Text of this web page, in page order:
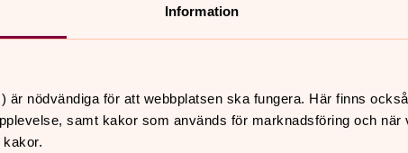
Information
är nödvändiga för att webbplatsen ska fungera. Här finns
samt kakor som används för marknadsföring och när